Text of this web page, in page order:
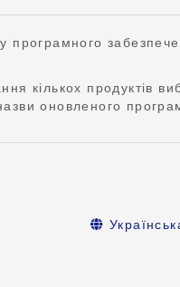
програмного
кількох продуктів
оновленого